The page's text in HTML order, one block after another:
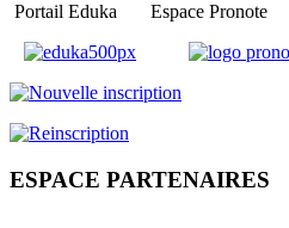
Portail Eduka Espace Pronote
ESPACE PARTENAIRES